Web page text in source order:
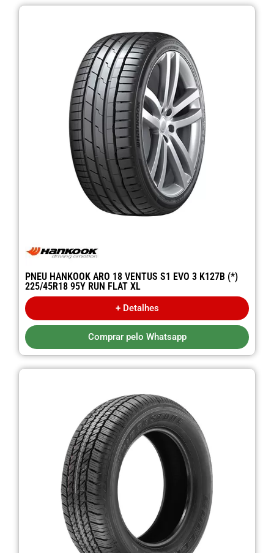
PNEU HANKOOK ARO 18 VENTUS S1 EVO 3 K127B (*)
225/45R18 95Y RUN FLAT XL
+ Detalhes
Comprar pelo Whatsapp